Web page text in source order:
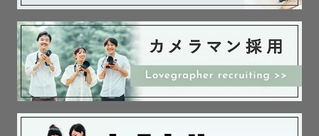
🌿『おけい』について
⚫︎福島県出身🍑、
栃木県在住です🍓
大学進学の時に栃木に来て、
⚫︎２歳男の子を育てるママです📸